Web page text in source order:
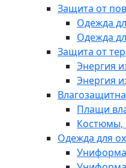
Защита от
Одежда
Одежда
Защита от
Энергия
Энергия
Плащи
Костюмы,
Одежда для